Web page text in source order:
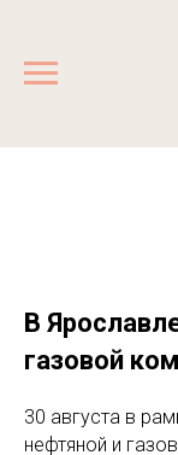
В
газовой
30 августа в
нефтяной и